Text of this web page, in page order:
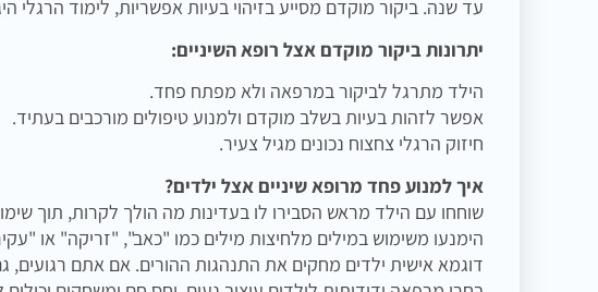
עד שנה. ביקור מוקדם מסייע בזיהוי בעיות אפשריות, לימוד הרגלי
יתרונות ביקור מוקדם אצל רופא השיניים:
הילד מתרגל לביקור במרפאה ולא מפתח פחד.
אפשר לזהות בעיות בשלב מוקדם ולמנוע טיפולים מורכבים בעתיד.
חיזוק הרגלי צחצוח נכונים מגיל צעיר.
איך למנוע פחד מרופא שיניים אצל ילדים?
שוחחו עם הילד מראש הסבירו לו בעדינות מה הולך לקרות, תוך
הימנעו משימוש במילים מלחיצות מילים כמו "כאב", "זריקה" או
דוגמא אישית ילדים מחקים את התנהגות ההורים. אם אתם רגועים,